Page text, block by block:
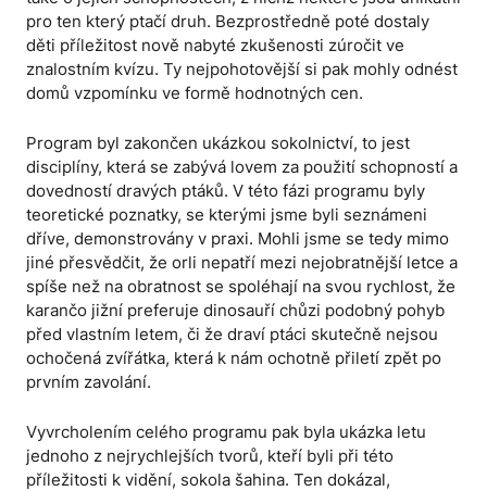
pro ten který ptačí druh. Bezprostředně poté dostaly
děti příležitost nově nabyté zkušenosti zúročit ve
znalostním kvízu. Ty nejpohotovější si pak mohly odnést
domů vzpomínku ve formě hodnotných cen.
Program byl zakončen ukázkou sokolnictví, to jest
disciplíny, která se zabývá lovem za použití schopností a
dovedností dravých ptáků. V této fázi programu byly
teoretické poznatky, se kterými jsme byli seznámeni
dříve, demonstrovány v praxi. Mohli jsme se tedy mimo
jiné přesvědčit, že orli nepatří mezi nejobratnější letce a
spíše než na obratnost se spoléhají na svou rychlost, že
karančo jižní preferuje dinosauří chůzi podobný pohyb
před vlastním letem, či že draví ptáci skutečně nejsou
ochočená zvířátka, která k nám ochotně přiletí zpět po
prvním zavolání.
Vyvrcholením celého programu pak byla ukázka letu
jednoho z nejrychlejších tvorů, kteří byli při této
příležitosti k vidění, sokola šahina. Ten dokázal,